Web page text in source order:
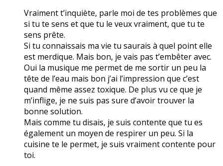
Vraiment t’inquiète, parle moi de tes problèmes que
si tu te sens et que tu le veux vraiment, que tu te
sens prête.
Si tu connaissais ma vie tu saurais à quel point elle
est merdique. Mais bon, je vais pas t’embêter avec.
Oui la musique me permet de me sortir un peu la
tête de l’eau mais bon j’ai l’impression que c’est
quand même assez toxique. De plus vu ce que je
m’inflige, je ne suis pas sure d’avoir trouver la
bonne solution.
Mais comme tu disais, je suis contente que tu es
également un moyen de respirer un peu. Si la
cuisine te le permet, je suis vraiment contente pour
toi.